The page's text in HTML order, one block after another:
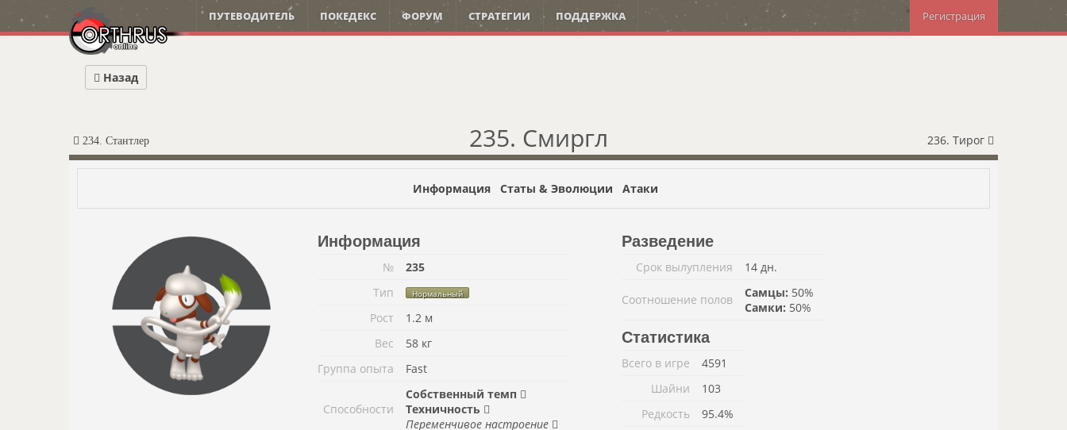
ПУТЕВОДИТЕЛЬ ПОКЕДЕКС ФОРУМ СТРАТЕГИИ ПОДДЕРЖКА Регистрация
235. Смиргл
234. Стантлер 236. Тирог
Назад
Информация Статы & Эволюции Атаки
Информация
№
235
Тип
Нормальный
Рост
1.2 м
Вес
58 кг
Группа опыта
Fast
Способности
Собственный темп
Техничность
Переменчивое настроение
Разведение
Срок вылупления 14 дн.
Соотношение полов Самцы: 50%
Самки: 50%
Статистика
Всего в игре
4591
Шайни
103
Редкость
95.4%